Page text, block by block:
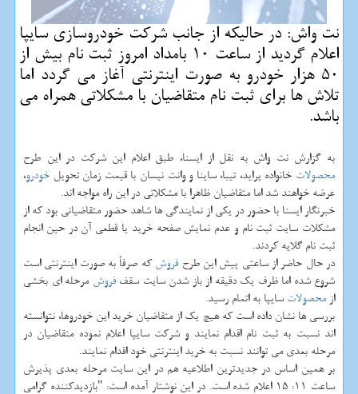
نت واش: در حالیكه از جانب شركت خودروسازی سایپا
اعلام گردید از ساعت 10 بامداد امروز ثبت نام بیش از
50 هزار خودرو به صورت اینترنتی آغاز می گردد اما
تلاش ها برای ثبت نام متقاضیان با مشكلاتی همراه می
باشد.
به گزارش نت واش به نقل از ایسنا، طبق اعلام این شركت در این طرح
محصولات خانواده پراید، تیبا، ساینا و وانت نیسان با قیمت زمان تحویل خودرو،
عرضه خواهند شد اما متقاضیان ظاهرا با مشكلاتی در این راه مواجه اند.
خبرنگار ایسنا با حضور در یكی از نمایندگی ها شاهد حضور متقاضیانی بود كه از
مشكلات سایت ثبت نام و عدم نمایش صفحه خرید یا قطعی آن در حین انجام
ثبت نام گلایه كردند.
در حال حاضر از ساعتی پیش این طرح فروشكه صرفاً به صورت اینترنتی است
شروع شده اما ظرف یك دقیقه از باز شدن سایت سقففروش مرحله ای بخشی
ازمحصولات سایپا به اتمام رسید.
بررسی ها نشان داده است كه هیچ یك از متقاضیان خرید این خودروها، نتوانسته
اند نسبت به ثبت نام اقدام نمایند و شركت سایپا اعلام نموده متقاضیان در
مرحله بعدی می توانند نسبت به خرید اینترنتی خود اقدام نمایند.
بر همین اساس در جدیدترین اطلاعیه هم در این سایت مرحله بعدی پذیرش
ساعت 11: 15 اعلام شده است. در این نوشتار آمده است: "بازدیدكننده گرامی